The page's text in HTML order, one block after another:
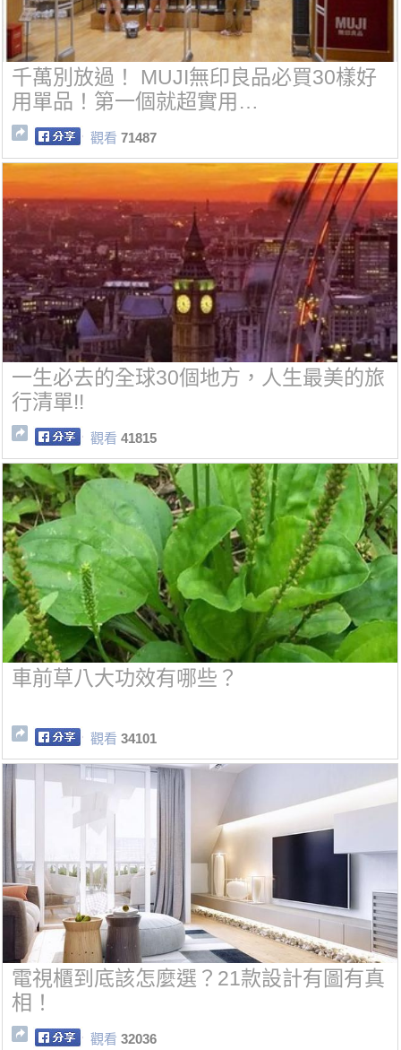
千萬別放過！ MUJI無印良品必買30樣好
用單品！第一個就超實用…
觀看 71487
一生必去的全球30個地方，人生最美的旅
行清單!!
觀看 41815
車前草八大功效有哪些？
觀看 34101
電視櫃到底該怎麼選？21款設計有圖有真
相！
觀看 32036